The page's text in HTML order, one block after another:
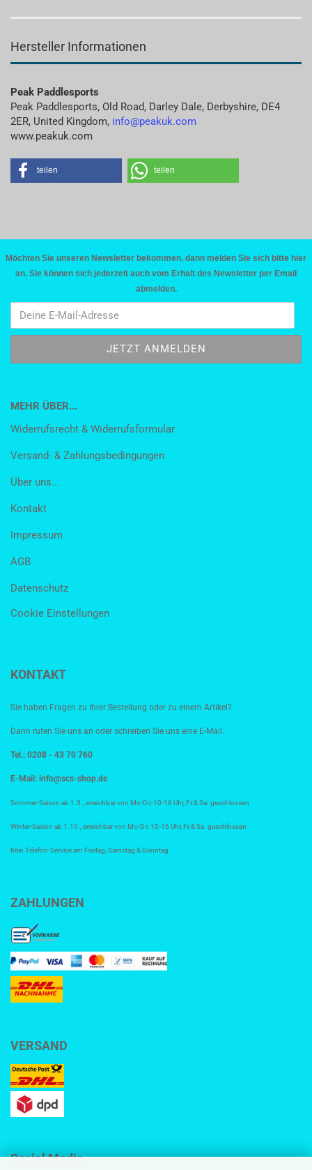
Hersteller Informationen
Peak Paddlesports
Peak Paddlesports, Old Road, Darley Dale, Derbyshire, DE4
2ER, United Kingdom, info@peakuk.com
www.peakuk.com
teilen teilen
Möchten Sie unseren Newsletter bekommen, dann melden Sie sich bitte hier
an. Sie können sich jederzeit auch vom Erhalt des Newsletter per Email
abmelden.
MEHR ÜBER...
Widerrufsrecht & Widerrufsformular
Versand- & Zahlungsbedingungen
Über uns...
Kontakt
Impressum
AGB
Datenschutz
Cookie Einstellungen
KONTAKT
Sie haben Fragen zu Ihrer Bestellung oder zu einem Artikel?
Dann rufen Sie uns an oder schreiben Sie uns eine E-Mail.
Tel.: 0208 - 43 70 760
E-Mail: info@scs-shop.de
Sommer-Saison ab 1.3., erreichbar von Mo-Do 10-18 Uhr, Fr.& Sa. geschlossen
Winter-Saison ab 1.10., erreichbar von Mo-Do 10-16 Uhr, Fr.& Sa. geschlossen
Kein Telefon-Service am Freitag, Samstag & Sonntag
ZAHLUNGEN
VERSAND
Social Media